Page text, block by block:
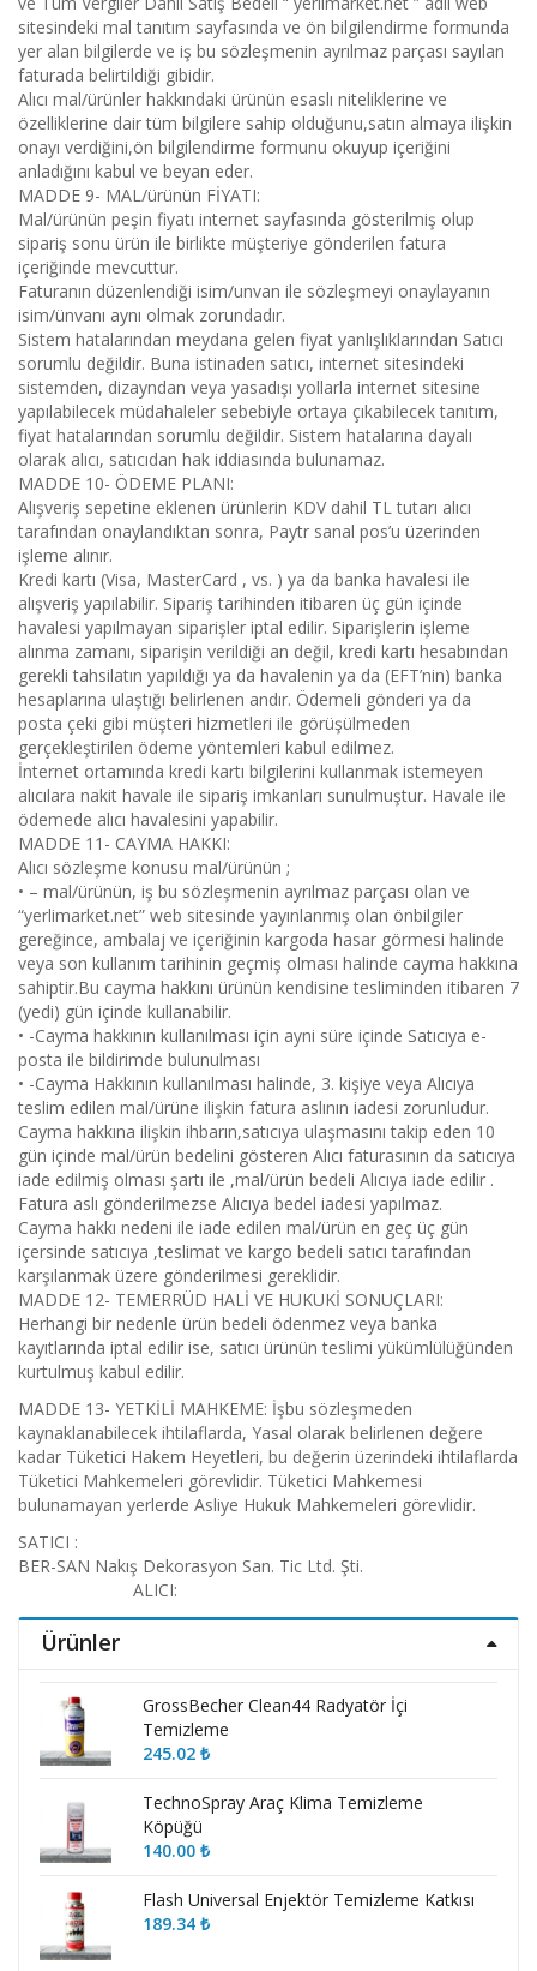
sitesindeki mal tanıtım sayfasında ve ön bilgilendirme formunda
yer alan bilgilerde ve iş bu sözleşmenin ayrılmaz parçası sayılan
faturada belirtildiği gibidir.
Alıcı mal/ürünler hakkındaki ürünün esaslı niteliklerine ve
özelliklerine dair tüm bilgilere sahip olduğunu,satın almaya ilişkin
onayı verdiğini,ön bilgilendirme formunu okuyup içeriğini
anladığını kabul ve beyan eder.
MADDE 9- MAL/ürünün FİYATI:
Mal/ürünün peşin fiyatı internet sayfasında gösterilmiş olup
sipariş sonu ürün ile birlikte müşteriye gönderilen fatura
içeriğinde mevcuttur.
Faturanın düzenlendiği isim/unvan ile sözleşmeyi onaylayanın
isim/ünvanı aynı olmak zorundadır.
Sistem hatalarından meydana gelen fiyat yanlışlıklarından Satıcı
sorumlu değildir. Buna istinaden satıcı, internet sitesindeki
sistemden, dizayndan veya yasadışı yollarla internet sitesine
yapılabilecek müdahaleler sebebiyle ortaya çıkabilecek tanıtım,
fiyat hatalarından sorumlu değildir. Sistem hatalarına dayalı
olarak alıcı, satıcıdan hak iddiasında bulunamaz.
MADDE 10- ÖDEME PLANI:
Alışveriş sepetine eklenen ürünlerin KDV dahil TL tutarı alıcı
tarafından onaylandıktan sonra, Paytr sanal pos’u üzerinden
işleme alınır.
Kredi kartı (Visa, MasterCard , vs. ) ya da banka havalesi ile
alışveriş yapılabilir. Sipariş tarihinden itibaren üç gün içinde
havalesi yapılmayan siparişler iptal edilir. Siparişlerin işleme
alınma zamanı, siparişin verildiği an değil, kredi kartı hesabından
gerekli tahsilatın yapıldığı ya da havalenin ya da (EFT’nin) banka
hesaplarına ulaştığı belirlenen andır. Ödemeli gönderi ya da
posta çeki gibi müşteri hizmetleri ile görüşülmeden
gerçekleştirilen ödeme yöntemleri kabul edilmez.
İnternet ortamında kredi kartı bilgilerini kullanmak istemeyen
alıcılara nakit havale ile sipariş imkanları sunulmuştur. Havale ile
ödemede alıcı havalesini yapabilir.
MADDE 11- CAYMA HAKKI:
Alıcı sözleşme konusu mal/ürünün ;
• – mal/ürünün, iş bu sözleşmenin ayrılmaz parçası olan ve
“yerlimarket.net” web sitesinde yayınlanmış olan önbilgiler
gereğince, ambalaj ve içeriğinin kargoda hasar görmesi halinde
veya son kullanım tarihinin geçmiş olması halinde cayma hakkına
sahiptir.Bu cayma hakkını ürünün kendisine tesliminden itibaren 7
(yedi) gün içinde kullanabilir.
• -Cayma hakkının kullanılması için ayni süre içinde Satıcıya e-
posta ile bildirimde bulunulması
• -Cayma Hakkının kullanılması halinde, 3. kişiye veya Alıcıya
teslim edilen mal/ürüne ilişkin fatura aslının iadesi zorunludur.
Cayma hakkına ilişkin ihbarın,satıcıya ulaşmasını takip eden 10
gün içinde mal/ürün bedelini gösteren Alıcı faturasının da satıcıya
iade edilmiş olması şartı ile ,mal/ürün bedeli Alıcıya iade edilir .
Fatura aslı gönderilmezse Alıcıya bedel iadesi yapılmaz.
Cayma hakkı nedeni ile iade edilen mal/ürün en geç üç gün
içersinde satıcıya ,teslimat ve kargo bedeli satıcı tarafından
karşılanmak üzere gönderilmesi gereklidir.
MADDE 12- TEMERRÜD HALİ VE HUKUKİ SONUÇLARI:
Herhangi bir nedenle ürün bedeli ödenmez veya banka
kayıtlarında iptal edilir ise, satıcı ürünün teslimi yükümlülüğünden
kurtulmuş kabul edilir.
MADDE 13- YETKİLİ MAHKEME: İşbu sözleşmeden
kaynaklanabilecek ihtilaflarda, Yasal olarak belirlenen değere
kadar Tüketici Hakem Heyetleri, bu değerin üzerindeki ihtilaflarda
Tüketici Mahkemeleri görevlidir. Tüketici Mahkemesi
bulunamayan yerlerde Asliye Hukuk Mahkemeleri görevlidir.
SATICI :
BER-SAN Nakış Dekorasyon San. Tic Ltd. Şti.
ALICI:
Ürünler
GrossBecher Clean44 Radyatör İçi
Temizleme
245.02₺
TechnoSpray Araç Klima Temizleme
Köpüğü
140.00₺
Flash Universal Enjektör Temizleme Katkısı
189.34₺